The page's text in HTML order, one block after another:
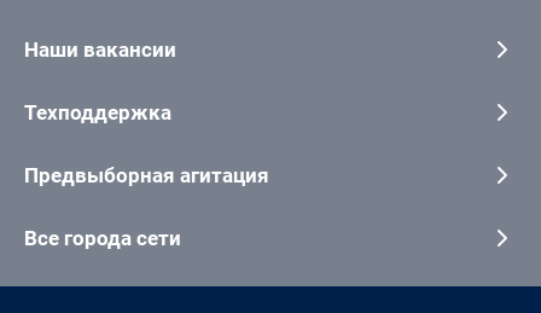
Наши вакансии
Техподдержка
Предвыборная агитация
Все города сети